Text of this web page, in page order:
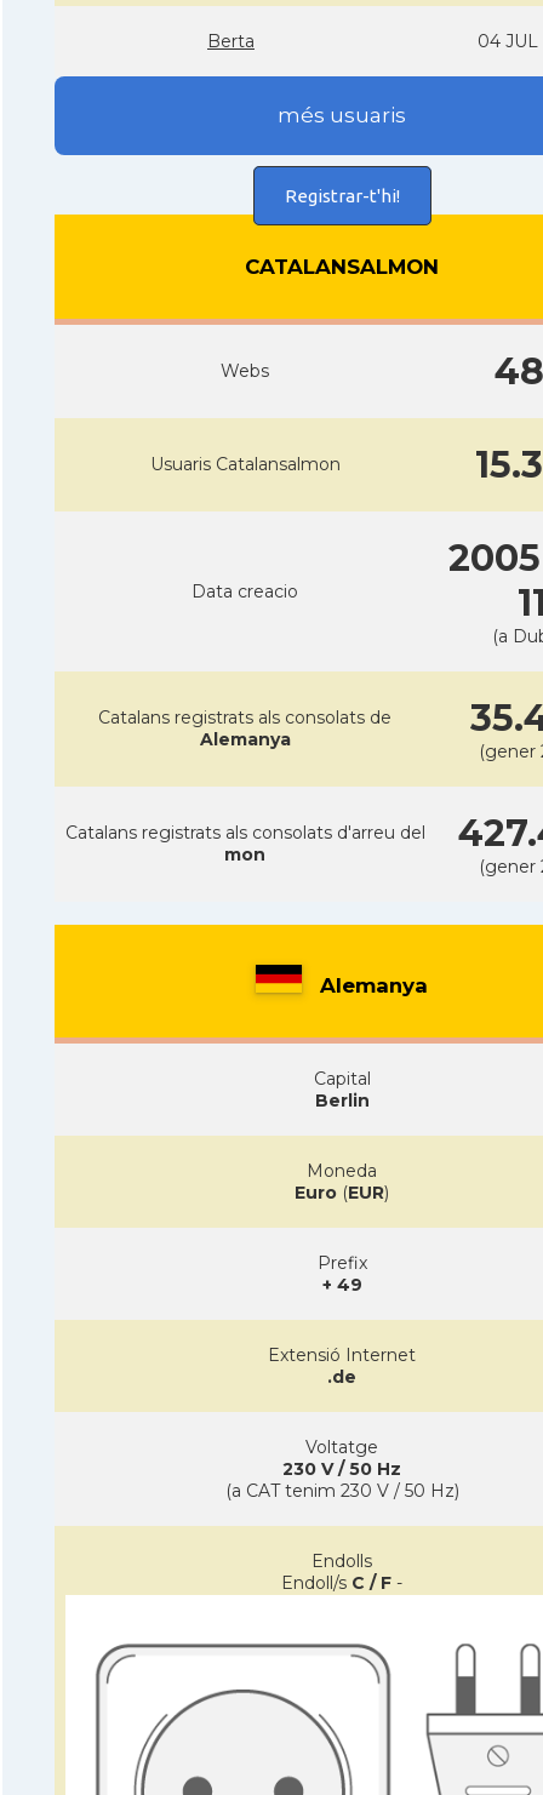
Berta 04 JUL
més usuaris
Registrar-t'hi!
CATALANSALMON
Webs
Usuaris Catalansalmon
Data creacio
(a
Catalans registrats als consolats de
Alemanya
(gener
Catalans registrats als consolats d'arreu del
mon
(gener
Alemanya
Capital
Berlin
Moneda
Euro (EUR)
Prefix
+ 49
Extensió Internet
.de
Voltatge
230 V / 50 Hz
(a CAT tenim 230 V / 50 Hz)
Endolls
Endoll/s C / F -